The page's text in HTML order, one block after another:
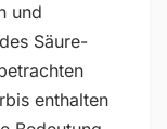
und
Säure-
enthalten